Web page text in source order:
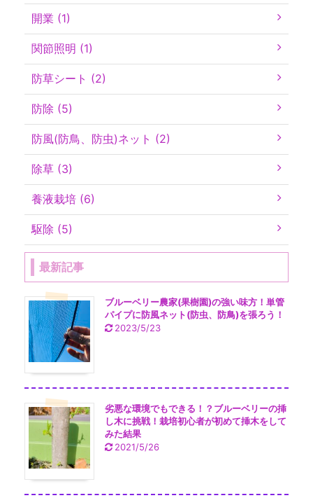
開業 (1)
関節照明 (1)
防草シート (2)
防除 (5)
防風(防鳥、防虫)ネット (2)
除草 (3)
養液栽培 (6)
駆除 (5)
最新記事
ブルーベリー農家(果樹園)の強い味方！単管
パイプに防風ネット(防虫、防鳥)を張ろう！
2023/5/23
劣悪な環境でもできる！？ブルーベリーの挿
し木に挑戦！栽培初心者が初めて挿木をして
みた結果
2021/5/26